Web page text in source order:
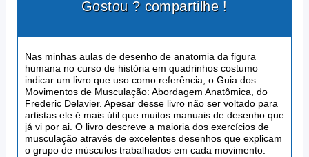
Gostou ? compartilhe !
Nas minhas aulas de desenho de anatomia da figura
humana no curso de história em quadrinhos costumo
indicar um livro que uso como referência, o Guia dos
Movimentos de Musculação: Abordagem Anatômica, do
Frederic Delavier. Apesar desse livro não ser voltado para
artistas ele é mais útil que muitos manuais de desenho que
já vi por ai. O livro descreve a maioria dos exercícios de
musculação através de excelentes desenhos que explicam
o grupo de músculos trabalhados em cada movimento.